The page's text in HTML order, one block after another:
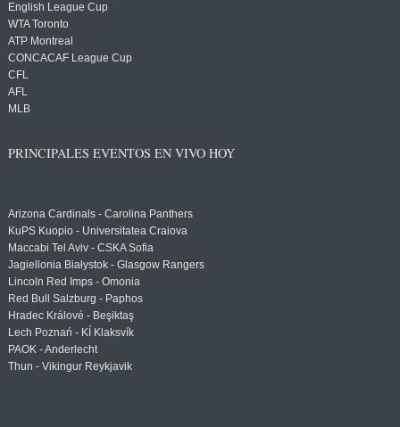
English League Cup
WTA Toronto
ATP Montreal
CONCACAF League Cup
CFL
AFL
MLB
PRINCIPALES EVENTOS EN VIVO HOY
Arizona Cardinals - Carolina Panthers
KuPS Kuopio - Universitatea Craiova
Maccabi Tel Aviv - CSKA Sofia
Jagiellonia Białystok - Glasgow Rangers
Lincoln Red Imps - Omonia
Red Bull Salzburg - Paphos
Hradec Králové - Beşiktaş
Lech Poznań - KÍ Klaksvík
PAOK - Anderlecht
Thun - Vikingur Reykjavik